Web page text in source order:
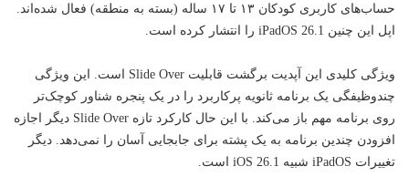
حساب‌های کاربری کودکان ۱۳ تا ۱۷ ساله (بسته به منطقه) فعال شده‌اند.
اپل این چنین iPadOS 26.1 را انتشار کرده است.
ویژگی کلیدی این آپدیت برگشت قابلیت Slide Over است. این ویژگی
چندوظیفگی یک برنامه ثانویه پرکاربرد را در یک پنجره شناور کوچک‌تر
روی برنامه مهم باز می‌کند. با این حال کارکرد تازه Slide Over دیگر اجازه
افزودن چندین برنامه به یک پشته برای جابجایی آسان را نمی‌دهد. دیگر
تغییرات iPadOS شبیه iOS 26.1 است.